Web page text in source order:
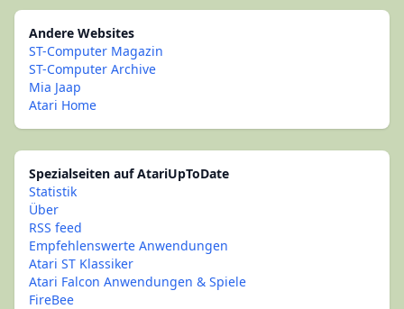
Andere Websites
ST-Computer Magazin
ST-Computer Archive
Mia Jaap
Atari Home
Spezialseiten auf AtariUpToDate
Statistik
Über
RSS feed
Empfehlenswerte Anwendungen
Atari ST Klassiker
Atari Falcon Anwendungen & Spiele
FireBee